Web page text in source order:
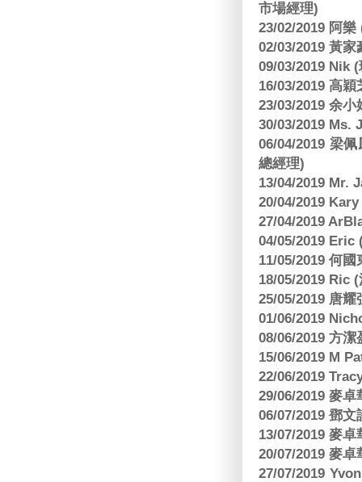
市場經理)
23/02/2019 阿
02/03/2019 黃
09/03/2019 Nik
16/03/2019 高
23/03/2019 余
30/03/2019 Ms.
06/04/2019 梁
總經理)
13/04/2019 Mr.
20/04/2019
27/04/2019
04/05/2019 Eric
11/05/2019 何
18/05/2019 Ric
25/05/2019 唐
01/06/2019
08/06/2019 方
15/06/2019 M
22/06/2019
29/06/2019 麥
06/07/2019 鄧
13/07/2019 麥
20/07/2019 麥
27/07/2019